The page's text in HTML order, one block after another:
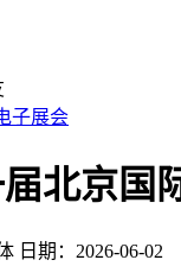
子展会
北京国
日期：2026-06-02